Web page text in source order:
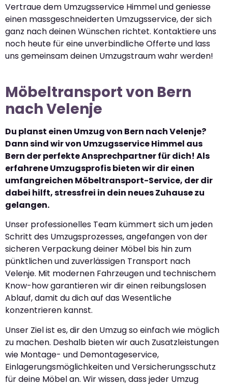
Vertraue dem Umzugsservice Himmel und geniesse
einen massgeschneiderten Umzugsservice, der sich
ganz nach deinen Wünschen richtet. Kontaktiere uns
noch heute für eine unverbindliche Offerte und lass
uns gemeinsam deinen Umzugstraum wahr werden!
Möbeltransport von Bern
nach Velenje
Du planst einen Umzug von Bern nach Velenje?
Dann sind wir von Umzugsservice Himmel aus
Bern der perfekte Ansprechpartner für dich! Als
erfahrene Umzugsprofis bieten wir dir einen
umfangreichen Möbeltransport-Service, der dir
dabei hilft, stressfrei in dein neues Zuhause zu
gelangen.
Unser professionelles Team kümmert sich um jeden
Schritt des Umzugsprozesses, angefangen von der
sicheren Verpackung deiner Möbel bis hin zum
pünktlichen und zuverlässigen Transport nach
Velenje. Mit modernen Fahrzeugen und technischem
Know-how garantieren wir dir einen reibungslosen
Ablauf, damit du dich auf das Wesentliche
konzentrieren kannst.
Unser Ziel ist es, dir den Umzug so einfach wie möglich
zu machen. Deshalb bieten wir auch Zusatzleistungen
wie Montage- und Demontageservice,
Einlagerungsmöglichkeiten und Versicherungsschutz
für deine Möbel an. Wir wissen, dass jeder Umzug